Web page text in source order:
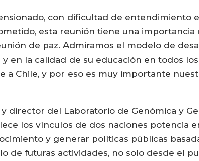
con dificultad de entendimiento
esta reunión tiene una importancia
de paz. Admiramos el modelo de
en la calidad de su educación en todos
Chile, y por eso es muy importante
director del Laboratorio de Genómica y
los vínculos de dos naciones potencia
y generar políticas públicas
de futuras actividades, no solo desde el